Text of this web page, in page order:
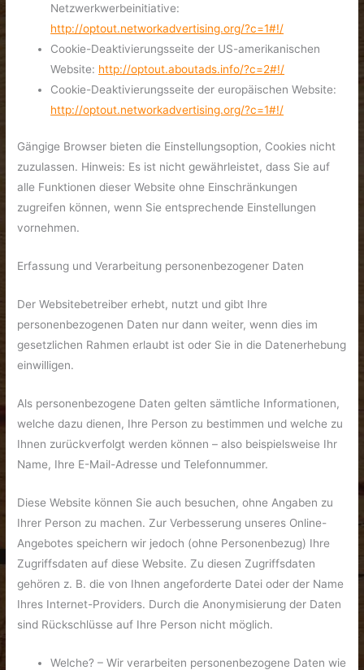
Netzwerkwerbeinitiative:
http://optout.networkadvertising.org/?c=1#!/
Cookie-Deaktivierungsseite der US-amerikanischen
Website: http://optout.aboutads.info/?c=2#!/
Cookie-Deaktivierungsseite der europäischen Website:
http://optout.networkadvertising.org/?c=1#!/
Gängige Browser bieten die Einstellungsoption, Cookies nicht
zuzulassen. Hinweis: Es ist nicht gewährleistet, dass Sie auf
alle Funktionen dieser Website ohne Einschränkungen
zugreifen können, wenn Sie entsprechende Einstellungen
vornehmen.
Erfassung und Verarbeitung personenbezogener Daten
Der Websitebetreiber erhebt, nutzt und gibt Ihre
personenbezogenen Daten nur dann weiter, wenn dies im
gesetzlichen Rahmen erlaubt ist oder Sie in die Datenerhebung
einwilligen.
Als personenbezogene Daten gelten sämtliche Informationen,
welche dazu dienen, Ihre Person zu bestimmen und welche zu
Ihnen zurückverfolgt werden können – also beispielsweise Ihr
Name, Ihre E-Mail-Adresse und Telefonnummer.
Diese Website können Sie auch besuchen, ohne Angaben zu
Ihrer Person zu machen. Zur Verbesserung unseres Online-
Angebotes speichern wir jedoch (ohne Personenbezug) Ihre
Zugriffsdaten auf diese Website. Zu diesen Zugriffsdaten
gehören z. B. die von Ihnen angeforderte Datei oder der Name
Ihres Internet-Providers. Durch die Anonymisierung der Daten
sind Rückschlüsse auf Ihre Person nicht möglich.
Welche? – Wir verarbeiten personenbezogene Daten wie